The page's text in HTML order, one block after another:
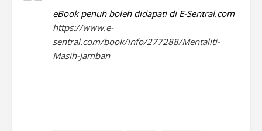
eBook penuh boleh didapati di E-Sentral.com
https://www.e-
sentral.com/book/info/277288/Mentaliti-
Masih-Jamban